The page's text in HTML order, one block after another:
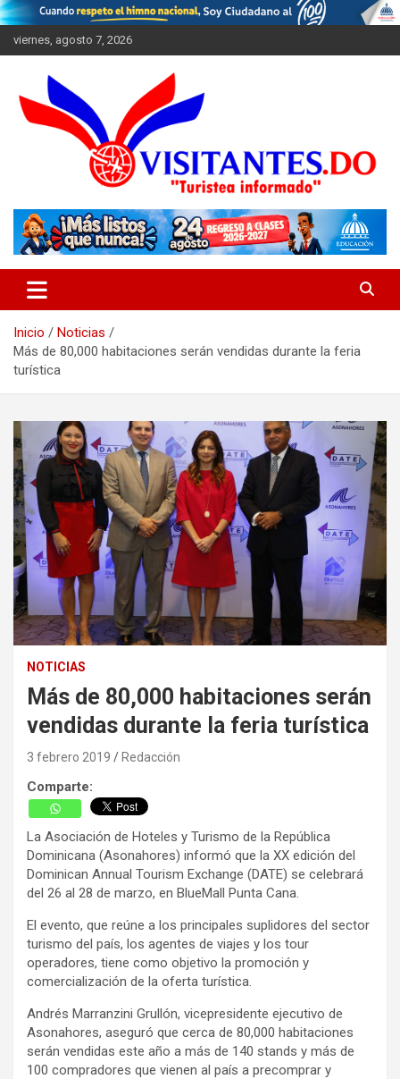
Saltar
al
contenido
viernes, agosto 7, 2026
Visitantes
Inicio
Noticias
Más de 80,000 habitaciones serán vendidas durante la feria
turística
NOTICIAS
Más de 80,000 habitaciones serán
vendidas durante la feria turística
3 febrero 2019 Redacción
Comparte:
La Asociación de Hoteles y Turismo de la República
Dominicana (Asonahores) informó que la XX edición del
Dominican Annual Tourism Exchange (DATE) se celebrará
del 26 al 28 de marzo, en BlueMall Punta Cana.
El evento, que reúne a los principales suplidores del sector
turismo del país, los agentes de viajes y los tour
operadores, tiene como objetivo la promoción y
comercialización de la oferta turística.
Andrés Marranzini Grullón, vicepresidente ejecutivo de
Asonahores, aseguró que cerca de 80,000 habitaciones
serán vendidas este año a más de 140 stands y más de
100 compradores que vienen al país a precomprar y